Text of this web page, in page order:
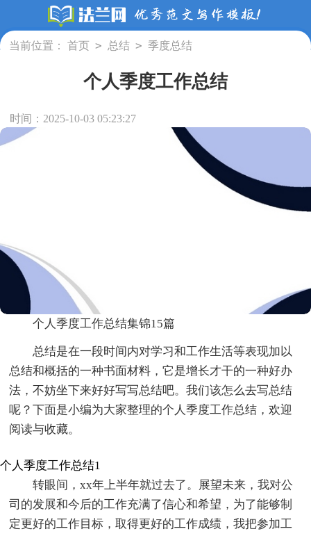
当前位置： 首页 > 总结 > 季度总结
个人季度工作总结
时间：2025-10-03 05:23:27
个人季度工作总结集锦15篇
总结是在一段时间内对学习和工作生活等表现加以
总结和概括的一种书面材料，它是增长才干的一种好办
法，不妨坐下来好好写写总结吧。我们该怎么去写总结
呢？下面是小编为大家整理的个人季度工作总结，欢迎
阅读与收藏。
个人季度工作总结1
转眼间，xx年上半年就过去了。展望未来，我对公
司的发展和今后的工作充满了信心和希望，为了能够制
定更好的工作目标，取得更好的工作成绩，我把参加工